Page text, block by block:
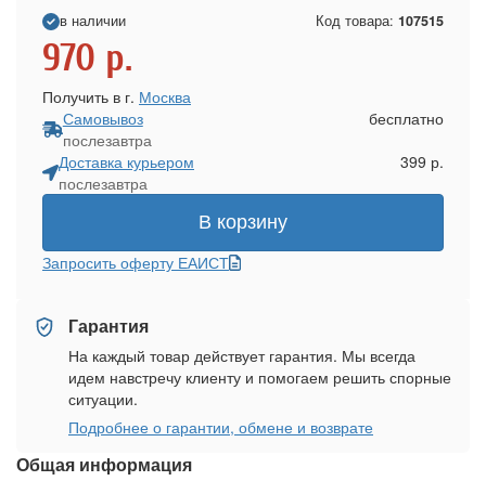
Общая информация
в наличии Код товара: 107515
970 р.
Получить в г. Москва
Самовывоз
послезавтра
бесплатно
Доставка курьером
послезавтра
399 р.
В корзину
Запросить оферту ЕАИСТ
Гарантия
На каждый товар действует гарантия. Мы всегда
идем навстречу клиенту и помогаем решить спорные
ситуации.
Подробнее о гарантии, обмене и возврате